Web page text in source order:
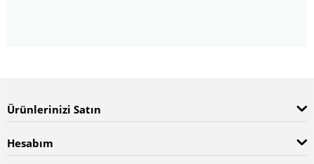
Ürünlerinizi Satın
Hesabım